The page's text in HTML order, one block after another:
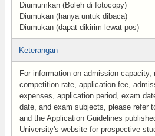
Diumumkan (Boleh di fotocopy)
Diumukan (hanya untuk dibaca)
Diumukan (dapat dikirim lewat pos)
Keterangan
For information on admission capacity,
competition rate, application fee,
expenses, application period, exam
date, and exam subjects, please refer
and the Application Guidelines
University's website for prospective